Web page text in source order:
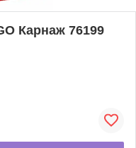
Карнаж 76199